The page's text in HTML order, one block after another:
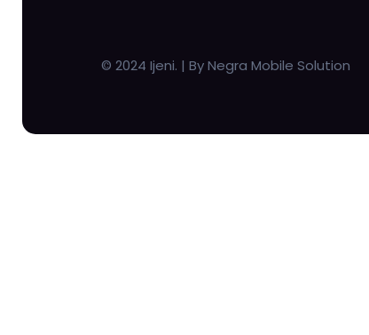
© 2024 Ijeni. | By Negra Mobile Solution